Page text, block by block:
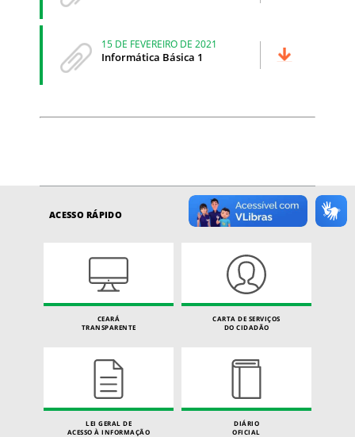
15 DE FEVEREIRO DE 2021
Informática Básica 1
ACESSO RÁPIDO
CEARÁ
TRANSPARENTE
CARTA DE SERVIÇOS
DO CIDADÃO
LEI GERAL DE
ACESSO À INFORMAÇÃO
DIÁRIO
OFICIAL